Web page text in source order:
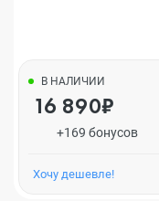
В НАЛИЧИИ
16 890₽
+169 бонусов
Хочу дешевле!